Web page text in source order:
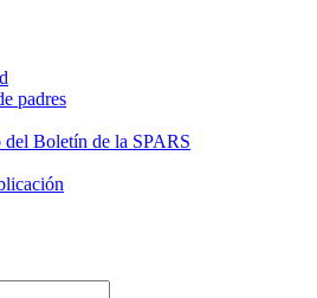
padres
del Boletín de la SPARS